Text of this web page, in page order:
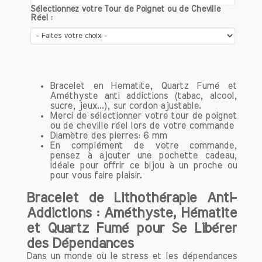
d’addiction, comme celle du sucre.
Sélectionnez votre Tour de Poignet ou de Cheville
Réel :
Bracelet en Hematite, Quartz Fumé et
Améthyste anti addictions (tabac, alcool,
sucre, jeux...), sur cordon ajustable.
Merci de sélectionner votre tour de poignet
ou de cheville réel lors de votre commande
Diamètre des pierres: 6 mm
En complément de votre commande,
pensez à ajouter une pochette cadeau,
idéale pour offrir ce bijou à un proche ou
pour vous faire plaisir.
Bracelet de Lithothérapie Anti-
Addictions : Améthyste, Hématite
et Quartz Fumé pour Se Libérer
des Dépendances
Dans un monde où le stress et les dépendances